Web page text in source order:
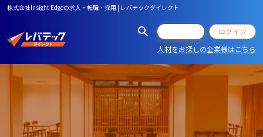
株式会社Insight Edgeの求人・転職・採用 | レバテックダイレクト
ログイン
人材をお探しの企業様はこちら